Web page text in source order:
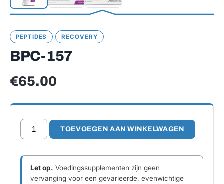
PEPTIDES RECOVERY
BPC-157
€65.00
BPC-
157
TOEVOEGEN AAN WINKELWAGEN
Let op. Voedingssupplementen zijn geen
vervanging voor een gevarieerde, evenwichtige